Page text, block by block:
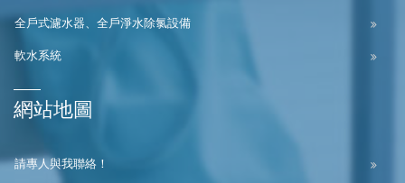
全戶式濾水器、全戶淨水除氯設備
軟水系統
網站地圖
請專人與我聯絡！